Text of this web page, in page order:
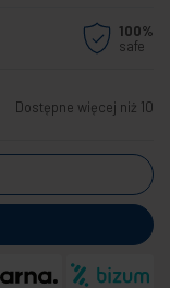
100%
safe
Dostępne więcej niż 10